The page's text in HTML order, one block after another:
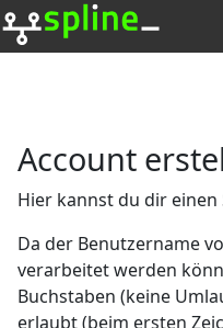
Account
Hier kannst du dir
Da der Benutzername
verarbeitet werden
Buchstaben (keine
erlaubt (beim ersten